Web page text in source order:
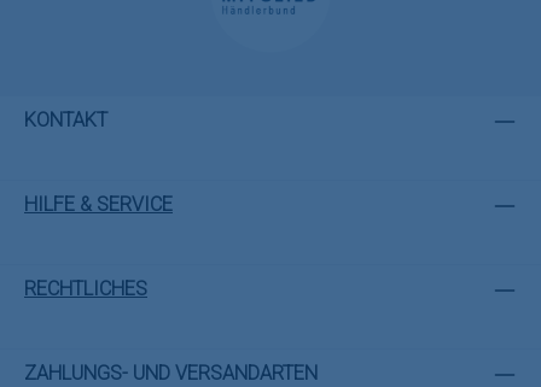
KONTAKT
HILFE & SERVICE
RECHTLICHES
ZAHLUNGS- UND VERSANDARTEN